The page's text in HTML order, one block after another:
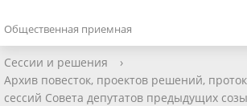
Общественная приемная
Сессии и решения
›
Архив повесток, проектов решений,
сессий Совета депутатов предыдущих